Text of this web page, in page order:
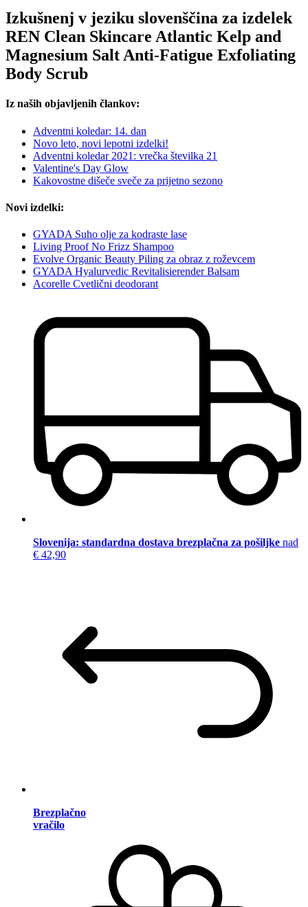
Izkušnenj v jeziku slovenščina za izdelek
REN Clean Skincare Atlantic Kelp and
Magnesium Salt Anti-Fatigue Exfoliating
Body Scrub
Iz naših objavljenih člankov:
Adventni koledar: 14. dan
Novo leto, novi lepotni izdelki!
Adventni koledar 2021: vrečka številka 21
Valentine's Day Glow
Kakovostne dišeče sveče za prijetno sezono
Novi izdelki:
GYADA Suho olje za kodraste lase
Living Proof No Frizz Shampoo
Evolve Organic Beauty Piling za obraz z roževcem
GYADA Hyalurvedic Revitalisierender Balsam
Acorelle Cvetlični deodorant
Slovenija: standardna dostava brezplačna za pošiljke nad
€ 42,90
Brezplačno
vračilo